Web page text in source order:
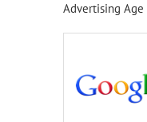
Advertising Age